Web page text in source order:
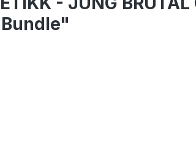
Bundle"